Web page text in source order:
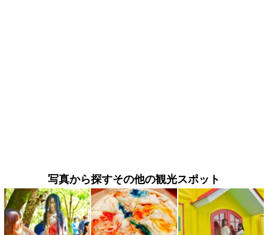
写真から探すその他の観光スポット